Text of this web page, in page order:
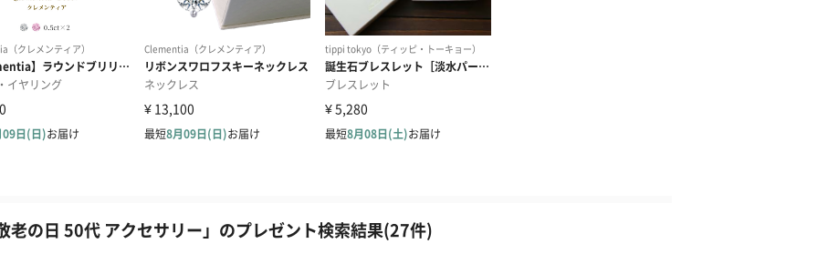
老の日 50代 アクセサリー」のプレゼント検索結果(27件)